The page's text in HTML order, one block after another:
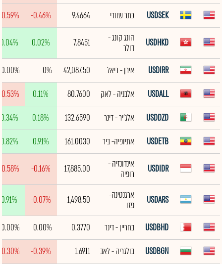
USDSEK כתר שוודי 9.4664
-0.46%
USDHKD
הונג קונג -
דולר
7.8451
0.02%
0.04%
USDIRR אירן - ריאל 42,087.50
0%
0.00%
USDALL
אלבניה - לאק 80.7600
0.11%
USDDZD
אלג'יר - דינר 132.6590
0.18%
0.34%
USDETB
אתיופיה- ביר 161.0030
0.91%
0.82%
USDIDR
אינדונזיה -
רופיה
17,885.00
-0.16%
USDARS
ארגנטינה-
פזו
1,498.50
-0.07%
0.91%
USDBHD בחריין - דינר 0.3770
0.00%
0.00%
USDBGN
בולגריה - לאב 1.6911
-0.39%